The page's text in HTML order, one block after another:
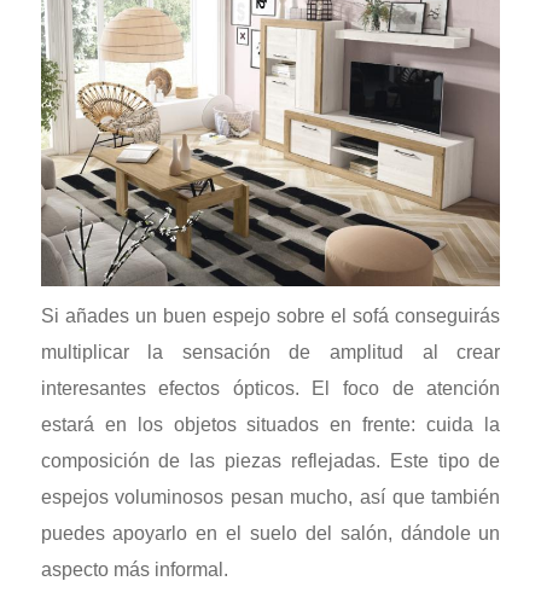
Si añades un buen espejo sobre el sofá conseguirás
multiplicar la sensación de amplitud al crear
interesantes efectos ópticos. El foco de atención
estará en los objetos situados en frente: cuida la
composición de las piezas reflejadas. Este tipo de
espejos voluminosos pesan mucho, así que también
puedes apoyarlo en el suelo del salón, dándole un
aspecto más informal.